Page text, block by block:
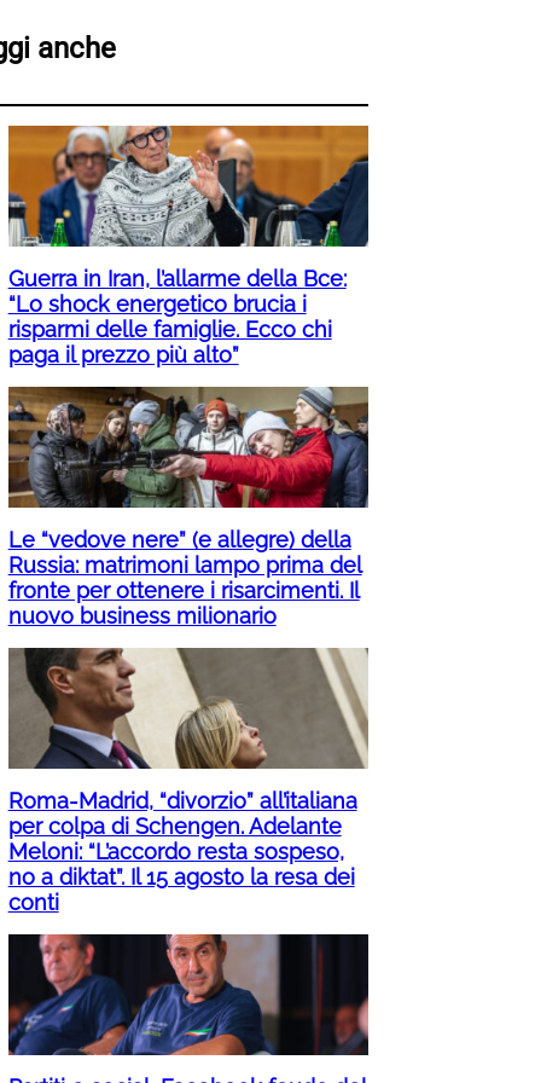
anche
Guerra in Iran, l’allarme della Bce:
“Lo shock energetico brucia i
risparmi delle famiglie. Ecco chi
paga il prezzo più alto”
Le “vedove nere” (e allegre) della
Russia: matrimoni lampo prima del
fronte per ottenere i risarcimenti. Il
nuovo business milionario
Roma-Madrid, “divorzio” all’italiana
per colpa di Schengen. Adelante
Meloni: “L’accordo resta sospeso,
no a diktat”. Il 15 agosto la resa dei
conti